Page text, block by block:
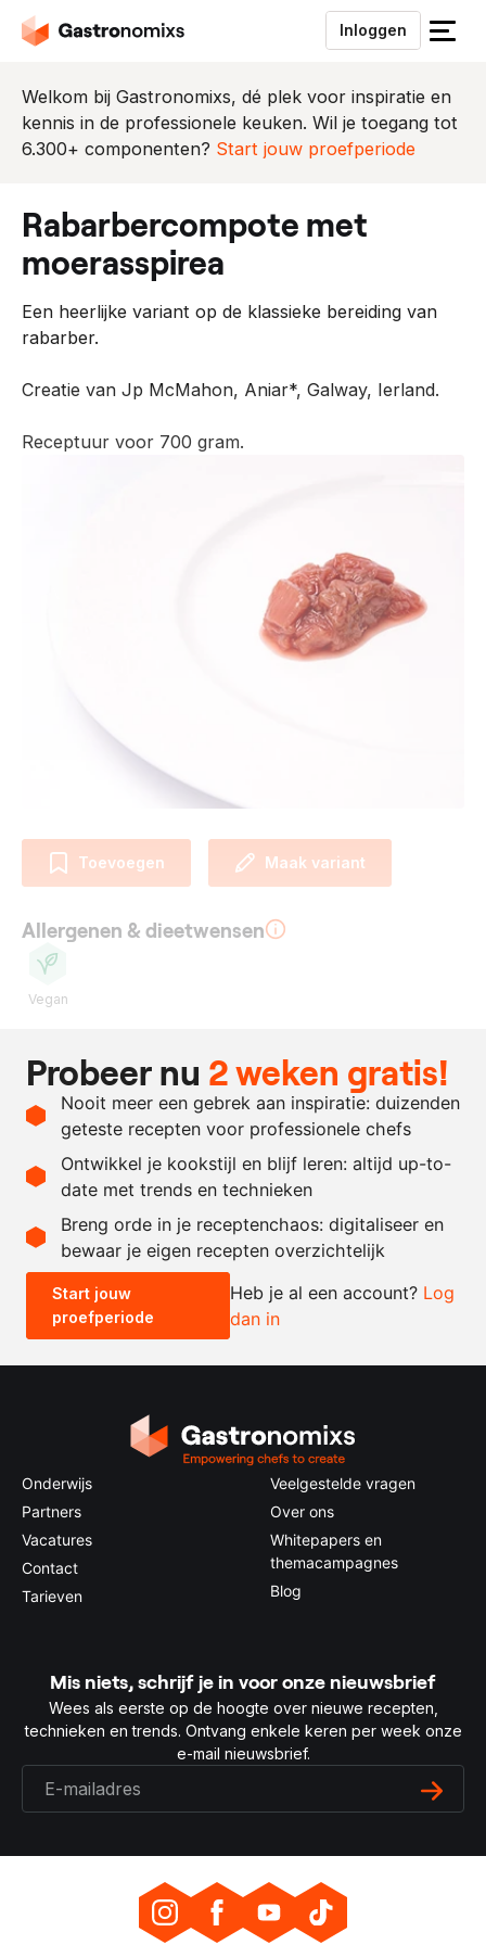
Inloggen
S
u
i
Welkom bij Gastronomixs, dé plek voor inspiratie en
kennis in de professionele keuken. Wil je toegang tot
6.300+ componenten? Start jouw proefperiode
rabarbercompote met
moerasspirea
Een heerlijke variant op de klassieke bereiding van
rabarber.
Creatie van Jp McMahon, Aniar*, Galway, Ierland.
Receptuur voor 700 gram.
Toevoegen Maak variant
Allergenen & dieetwensen
Vegan
750 gram
rabarber
100
gram
fijne kristalsuiker
Recept omrekenen
- +
0.5x 1x 2x
Probeer nu 2 weken gratis!
Nooit meer een gebrek aan inspiratie: duizenden
geteste recepten voor professionele chefs
Ontwikkel je kookstijl en blijf leren: altijd up-to-
date met trends en technieken
Breng orde in je receptenchaos: digitaliseer en
bewaar je eigen recepten overzichtelijk
Start jouw
proefperiode
Heb je al een account? Log
dan in
Onderwijs
Partners
Vacatures
Contact
Tarieven
Veelgestelde vragen
Over ons
Whitepapers en
themacampagnes
Blog
Mis niets, schrijf je in voor onze nieuwsbrief
Wees als eerste op de hoogte over nieuwe recepten,
technieken en trends. Ontvang enkele keren per week onze
e-mail nieuwsbrief.